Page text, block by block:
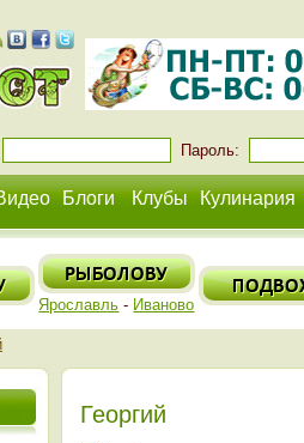
Пароль:
Блоги Клубы Кулинария
Ярославль - Иваново
Георгий